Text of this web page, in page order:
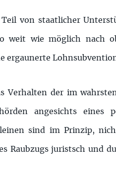
von staatlicher
weit wie möglich nach
ergaunerte
Verhalten der im
angesichts eines
sind im Prinzip,
Raubzugs juristsch und